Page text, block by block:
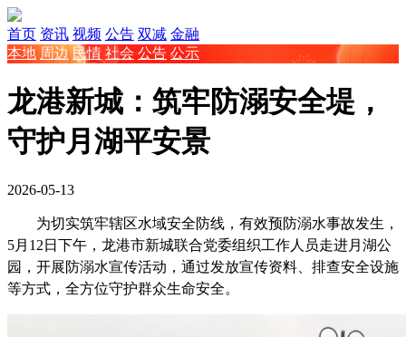
首页 资讯 视频 公告 双减 金融
本地 周边 民情 社会 公告 公示
龙港新城：筑牢防溺安全堤，
守护月湖平安景
2026-05-13
为切实筑牢辖区水域安全防线，有效预防溺水事故发生，
5月12 日 下午 ，龙港市新城联合党委组织工作人员走进月湖公
园 ，开展防溺水宣传活动，通过发放宣传资料、排查安全设施
等方式，全方位守护群众生命安全。